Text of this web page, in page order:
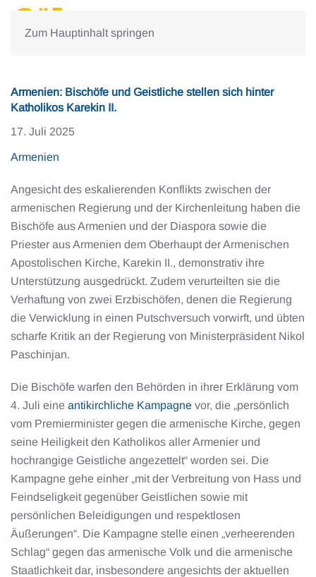
Zum Hauptinhalt springen
Armenien: Bischöfe und Geistliche stellen sich hinter
Katholikos Karekin II.
17. Juli 2025
Armenien
Angesicht des eskalierenden Konflikts zwischen der
armenischen Regierung und der Kirchenleitung haben die
Bischöfe aus Armenien und der Diaspora sowie die
Priester aus Armenien dem Oberhaupt der Armenischen
Apostolischen Kirche, Karekin II., demonstrativ ihre
Unterstützung ausgedrückt. Zudem verurteilten sie die
Verhaftung von zwei Erzbischöfen, denen die Regierung
die Verwicklung in einen Putschversuch vorwirft, und übten
scharfe Kritik an der Regierung von Ministerpräsident Nikol
Paschinjan.
Die Bischöfe warfen den Behörden in ihrer Erklärung vom
4. Juli eine antikirchliche Kampagne vor, die „persönlich
vom Premierminister gegen die armenische Kirche, gegen
seine Heiligkeit den Katholikos aller Armenier und
hochrangige Geistliche angezettelt“ worden sei. Die
Kampagne gehe einher „mit der Verbreitung von Hass und
Feindseligkeit gegenüber Geistlichen sowie mit
persönlichen Beleidigungen und respektlosen
Äußerungen“. Die Kampagne stelle einen „verheerenden
Schlag“ gegen das armenische Volk und die armenische
Staatlichkeit dar, insbesondere angesichts der aktuellen